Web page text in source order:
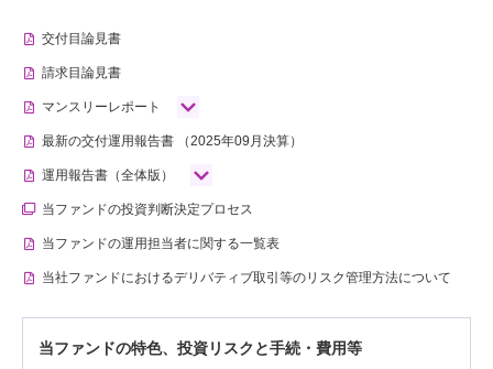
交付目論見書
請求目論見書
マンスリーレポート
最新の交付運用報告書 （2025年09月決算）
運用報告書（全体版）
当ファンドの投資判断決定プロセス
当ファンドの運用担当者に関する一覧表
当社ファンドにおけるデリバティブ取引等のリスク管理方法について
当ファンドの特色、投資リスクと手続・費用等